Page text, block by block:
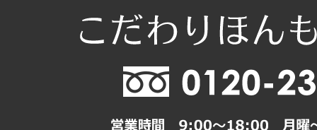
12 13 14 15
25 26 27 29